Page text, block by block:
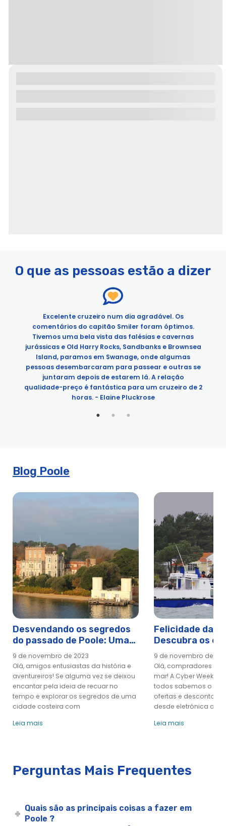
Cruzeiro dos anos 80
Contacte-nos - Poole
FAQs - Poole
Termos e Condições - Poole
Sobre as Experiências da Cidade em Poole | Aprenda sobre
Poole Cruises
Aniversários em Poole
Cruzeiro à noite BBQ
Melhor da Celebração do Jubileu Britânico
Cruzeiro Bournemouth Air Show
Cruzeiro das Luzes de Natal | City Cruises™
Cruzeiro para a festa de Natal | City Cruises™
Aluguer Privado de Natal | City Cruises
City Experiences Poole Fleet | Rent a Boat in Poole | City
Experiences
Saídas da empresa em Poole
Cruzeiro de Dia Wareham River Cruise
Cruzeiro Nocturno Diamond Dolly
Passe Dorset - Cruzeiros de cidade
Cruzeiro Elvis em Poole | City Cruises™
Cruzeiro Festivo no Porto | City Cruises™
Filmando em Poole
Cruzeiro com fogo de artifício | City Cruises™
Grupos - Poole
Cruzeiro de Festas de Halloween
Harbour Station Cafe - City Cruises
Mercado de Natal de Hennings
O que as pessoas estão a dizer
Excelente cruzeiro num dia agradável. Os
comentários do capitão Smiler foram óptimos.
Tivemos uma bela vista das falésias e cavernas
jurássicas e Old Harry Rocks, Sandbanks e Brownsea
Island, paramos em Swanage, onde algumas
pessoas desembarcaram para passear e outras se
juntaram depois de estarem lá. A relação
qualidade-preço é fantástica para um cruzeiro de 2
horas. - Elaine Pluckrose
Blog Poole
Desvendando os segredos
do passado de Poole: Uma
viagem no tempo com a
City Cruises
9 de novembro de 2023
Olá, amigos entusiastas da história e
aventureiros! Se alguma vez se deixou
encantar pela ideia de recuar no
tempo e explorar os segredos de uma
cidade costeira com
Leia mais
Felicidade da
Descubra os
Poole à beira-
City Cruises
9 de novembro de
Olá, compradores
mar! A Cyber Week
todos sabemos o
ofertas e descontos
desde eletrónica a
Leia mais
Perguntas Mais Frequentes
Quais são as principais coisas a fazer em
Poole ?